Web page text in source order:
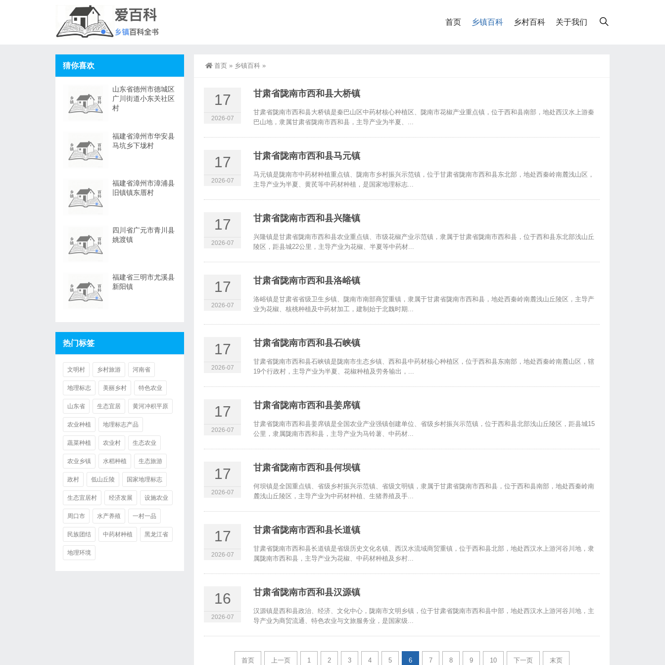
首页 乡镇百科 乡村百科 关于我们
首页 » 乡镇百科 »
17
2026-07
甘肃省陇南市西和县大桥镇
甘肃省陇南市西和县大桥镇是秦巴山区中药材核心种植区、陇南市花椒产业重点镇，位于西和县南部，地处西汉水上游秦
巴山地，隶属甘肃省陇南市西和县，主导产业为半夏、...
17
2026-07
甘肃省陇南市西和县马元镇
马元镇是陇南市中药材种植重点镇、陇南市乡村振兴示范镇，位于甘肃省陇南市西和县东北部，地处西秦岭南麓浅山区，
主导产业为半夏、黄芪等中药材种植，是国家地理标志...
17
2026-07
甘肃省陇南市西和县兴隆镇
兴隆镇是甘肃省陇南市西和县农业重点镇、市级花椒产业示范镇，隶属于甘肃省陇南市西和县，位于西和县东北部浅山丘
陵区，距县城22公里，主导产业为花椒、半夏等中药材...
17
2026-07
甘肃省陇南市西和县洛峪镇
洛峪镇是甘肃省省级卫生乡镇、陇南市南部商贸重镇，隶属于甘肃省陇南市西和县，地处西秦岭南麓浅山丘陵区，主导产
业为花椒、核桃种植及中药材加工，建制始于北魏时期...
17
2026-07
甘肃省陇南市西和县石峡镇
甘肃省陇南市西和县石峡镇是陇南市生态乡镇、西和县中药材核心种植区，位于西和县东南部，地处西秦岭南麓山区，辖
19个行政村，主导产业为半夏、花椒种植及劳务输出，...
17
2026-07
甘肃省陇南市西和县姜席镇
甘肃省陇南市西和县姜席镇是全国农业产业强镇创建单位、省级乡村振兴示范镇，位于西和县北部浅山丘陵区，距县城15
公里，隶属陇南市西和县，主导产业为马铃薯、中药材...
17
2026-07
甘肃省陇南市西和县何坝镇
何坝镇是全国重点镇、省级乡村振兴示范镇、省级文明镇，隶属于甘肃省陇南市西和县，位于西和县南部，地处西秦岭南
麓浅山丘陵区，主导产业为中药材种植、生猪养殖及手...
17
2026-07
甘肃省陇南市西和县长道镇
甘肃省陇南市西和县长道镇是省级历史文化名镇、西汉水流域商贸重镇，位于西和县北部，地处西汉水上游河谷川地，隶
属陇南市西和县，主导产业为花椒、中药材种植及乡村...
16
2026-07
甘肃省陇南市西和县汉源镇
汉源镇是西和县政治、经济、文化中心，陇南市文明乡镇，位于甘肃省陇南市西和县中部，地处西汉水上游河谷川地，主
导产业为商贸流通、特色农业与文旅服务业，是国家级...
首页 上一页 1 2 3 4 5 6 7 8 9 10 下一页 末页
猜你喜欢
山东省德州市德城区
广川街道小东关社区
村
福建省漳州市华安县
马坑乡下垅村
福建省漳州市漳浦县
旧镇镇东厝村
四川省广元市青川县
姚渡镇
福建省三明市尤溪县
新阳镇
热门标签
文明村 乡村旅游 河南省
地理标志 美丽乡村 特色农业
山东省 生态宜居 黄河冲积平原
农业种植 地理标志产品
蔬菜种植 农业村 生态农业
农业乡镇 水稻种植 生态旅游
政村 低山丘陵 国家地理标志
生态宜居村 经济发展 设施农业
周口市 水产养殖 一村一品
民族团结 中药材种植 黑龙江省
地理环境